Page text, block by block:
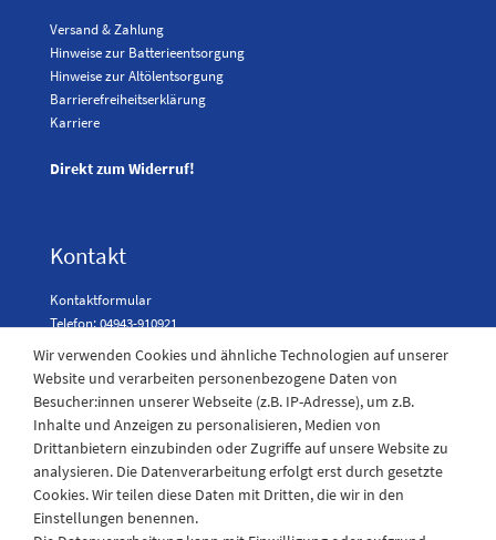
Versand & Zahlung
Hinweise zur Batterieentsorgung
Hinweise zur Altölentsorgung
Barrierefreiheitserklärung
Karriere
Direkt zum Widerruf!
Kontakt
Kontaktformular
Telefon: 04943-910921
Laden Öffnungszeiten
Montag - Freitag
08:30 - 12:30 und 13.00 - 17.30 Uhr
Samstags
08:30 bis 12:30 Uhr
Wir verwenden Cookies und ähnliche Technologien auf unserer
Website und verarbeiten personenbezogene Daten von
Besucher:innen unserer Webseite (z.B. IP-Adresse), um z.B.
Inhalte und Anzeigen zu personalisieren, Medien von
Drittanbietern einzubinden oder Zugriffe auf unsere Website zu
analysieren. Die Datenverarbeitung erfolgt erst durch gesetzte
Cookies. Wir teilen diese Daten mit Dritten, die wir in den
Einstellungen benennen.